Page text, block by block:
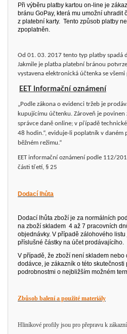
Při výběru platby kartou on-line je
bránu GoPay, která mu umožní uhradit
z platební karty. Tento způsob platby
zpoplatněn.
Od 01. 03. 2017 tento typ platby spadá
Jakmile je platba platební bránou
vystavena elektronická účtenka se
EET informační oznámení
„Podle zákona o evidenci tržeb je
kupujícímu účtenku. Zároveň je
správce daně online; v případě
48 hodin.“, eviduje-li poplatník v daném
běžném režimu.“
EET informační oznámení podle 112/
části třetí, § 25
Dodací lhůta
Dodací lhůta zboží je za normálních
na zboží skladem 4 až 7 pracovních
objednávky. V případě zálohového
příslušné částky na účet prodávajícího.
V případě, že zboží není skladem
dodávce, je zákazník o této skutečnosti
podrobnostmi o nejbližším možném
Zbůsob balení a použité materiály
Hliníkové profily jsou pro přepravu k